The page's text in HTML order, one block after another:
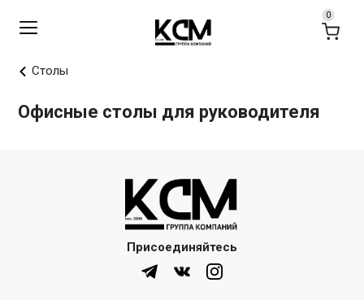
Столы
Офисные столы для руководителя
Присоединяйтесь